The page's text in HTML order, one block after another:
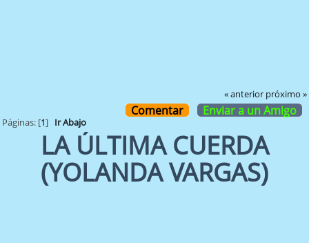
« anterior próximo »
Comentar Enviar a un Amigo
Páginas: [1] Ir Abajo
LA ÚLTIMA CUERDA
(YOLANDA VARGAS)